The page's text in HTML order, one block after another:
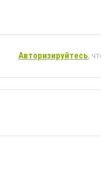
Авторизируйтесь,